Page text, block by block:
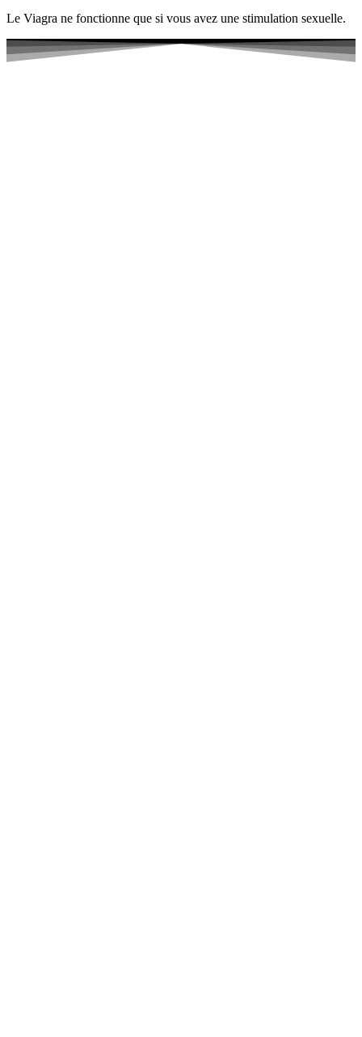
Le Viagra ne fonctionne que si vous avez une stimulation sexuelle.